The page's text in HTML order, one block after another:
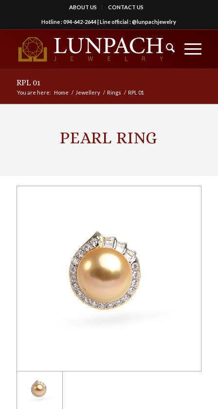
ABOUT US CONTACT US
Hotline :094-642-2644| Line official :@lunpachjewelry
RPL 01
You are here: Home / Jewellery / Rings / RPL 01
PEARL RING